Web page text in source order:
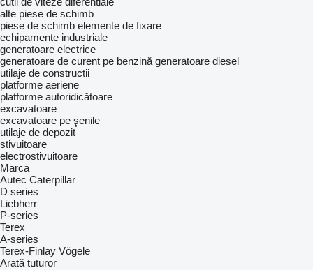
alte piese de schimb
piese de schimb elemente de fixare
echipamente industriale
generatoare electrice
generatoare de curent pe benzină generatoare diesel
utilaje de constructii
platforme aeriene
platforme autoridicătoare
excavatoare
excavatoare pe şenile
utilaje de depozit
stivuitoare
electrostivuitoare
Marca
Autec Caterpillar
D series
Liebherr
P-series
Terex
A-series
Terex-Finlay Vögele
Arată tuturor